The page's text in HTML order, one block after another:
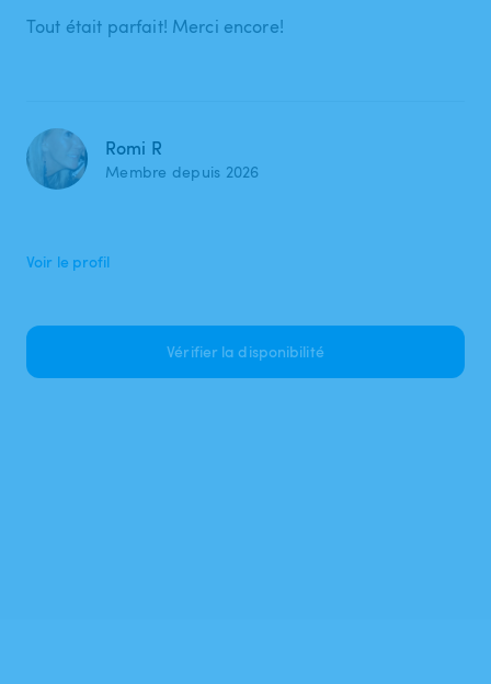
Tout était parfait! Merci encore!
Romi R
Membre depuis 2026
Voir le profil
Vérifier la disponibilité